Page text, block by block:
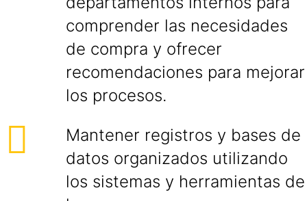
comprender las necesidades
de compra y ofrecer
recomendaciones para mejorar
los procesos.
Mantener registros y bases de
datos organizados utilizando
los sistemas y herramientas de